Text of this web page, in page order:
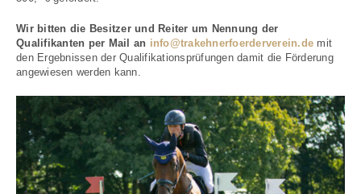
Wir bitten die Besitzer und Reiter um Nennung der
Qualifikanten per Mail an info@trakehnerfoerderverein.de mit
den Ergebnissen der Qualifikationsprüfungen damit die Förderung
angewiesen werden kann.